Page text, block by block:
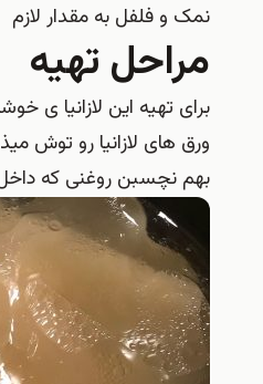
نمک و فلفل به مقدار لازم
مراحل تهیه
برای تهیه این لازانیا ی
بهم نچسبن روغنی که